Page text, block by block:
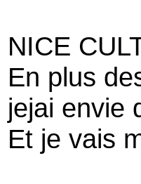
NICE
En plus
jejai envie
Et je vais